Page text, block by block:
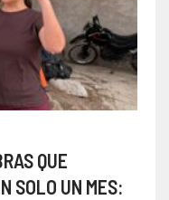
QUE
SOLO UN MES: